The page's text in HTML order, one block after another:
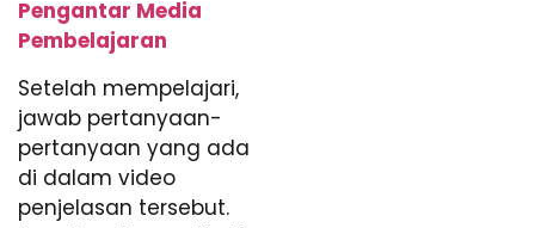
Pengantar Media
Pembelajaran
Setelah mempelajari,
jawab pertanyaan-
pertanyaan yang ada
di dalam video
penjelasan tersebut.